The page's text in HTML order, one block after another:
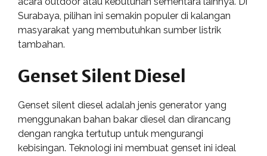
Surabaya, pilihan ini semakin populer di kalangan
masyarakat yang membutuhkan sumber listrik
tambahan.
Genset Silent Diesel
Genset silent diesel adalah jenis generator yang
menggunakan bahan bakar diesel dan dirancang
dengan rangka tertutup untuk mengurangi
kebisingan. Teknologi ini membuat genset ini ideal